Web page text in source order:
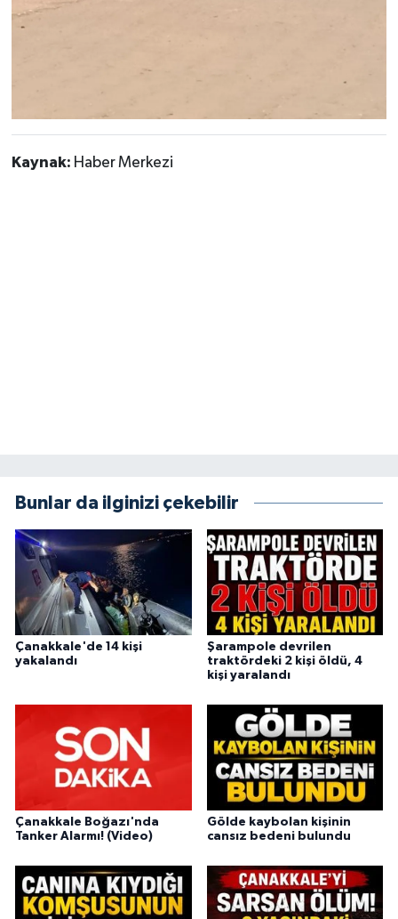
Kaynak: Haber Merkezi
Bunlar da ilginizi çekebilir
Çanakkale'de 14 kişi
yakalandı
Şarampole devrilen
traktördeki 2 kişi öldü, 4
kişi yaralandı
Çanakkale Boğazı'nda
Tanker Alarmı! (Video)
Gölde kaybolan kişinin
cansız bedeni bulundu